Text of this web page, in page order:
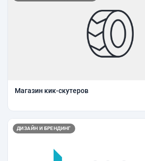
Магазин кик-скутеров
ДИЗАЙН И БРЕНДИНГ